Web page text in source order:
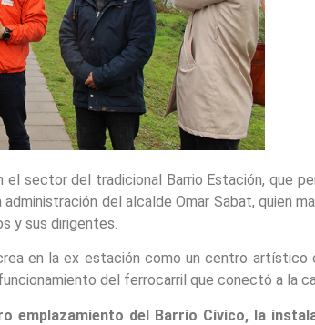
el sector del tradicional Barrio Estación, que
del alcalde Omar Sabat, quien
y sus dirigentes.
en la ex estación como un centro
del ferrocarril que conectó a la
emplazamiento del Barrio Cívico, la